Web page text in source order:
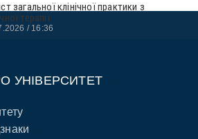
загальної клінічної практики з
терапії
16:36
УНІВЕРСИТЕТ